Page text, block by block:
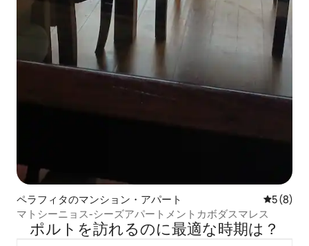
ペラフィタのマンション・アパート レビュー
5 (8)
マトシーニョス-シーズアパートメントカボダスマレス
ポルトを訪⁠れ⁠るの⁠に最⁠適⁠な時⁠期⁠は⁠？